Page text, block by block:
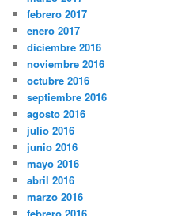
febrero 2017
enero 2017
diciembre 2016
noviembre 2016
octubre 2016
septiembre 2016
agosto 2016
julio 2016
junio 2016
mayo 2016
abril 2016
marzo 2016